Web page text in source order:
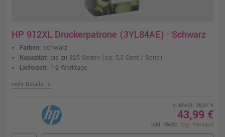
HP 912XL Druckerpatrone (3YL84AE) · Schwarz
Farben: schwarz
Kapazität: bis zu 825 Seiten (ca. 5,3 Cent / Seite)
Lieferzeit: 1-2 Werktage
mehr Details chevron_right
o. MwSt. 36,97 €
43,99 €
inkl. MwSt. zzgl. Versand